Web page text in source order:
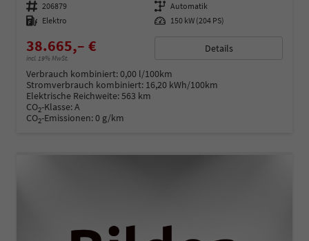
Fahrzeugnummer 206879 Getriebe Automatik
Kraftstoff Elektro Leistung 150 kW (204 PS)
38.665,– €
incl. 19% MwSt.
Details
Verbrauch kombiniert:0,00 l/100km
Stromverbrauch kombiniert: 16,20 kWh/100km
Elektrische Reichweite:563 km
CO2-Klasse:A
CO2-Emissionen:0 g/km